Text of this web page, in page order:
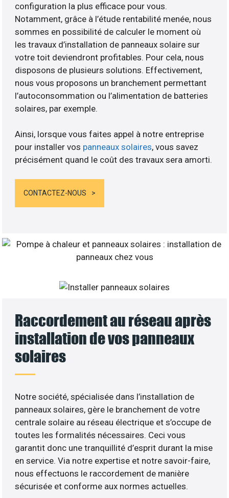
configuration la plus efficace pour vous.
Notamment, grâce à l’étude rentabilité menée, nous
sommes en possibilité de calculer le moment où
les travaux d’installation de panneaux solaire sur
votre toit deviendront profitables. Pour cela, nous
disposons de plusieurs solutions. Effectivement,
nous vous proposons un branchement permettant
l’autoconsommation ou l’alimentation de batteries
solaires, par exemple.
Ainsi, lorsque vous faites appel à notre entreprise
pour installer vos panneaux solaires, vous savez
précisément quand le coût des travaux sera amorti.
CONTACTEZ-NOUS
Raccordement au réseau après
installation de vos panneaux
solaires
Notre société, spécialisée dans l’installation de
panneaux solaires, gère le branchement de votre
centrale solaire au réseau électrique et s’occupe de
toutes les formalités nécessaires. Ceci vous
garantit donc une tranquillité d’esprit durant la mise
en service. Via notre expertise et notre savoir-faire,
nous effectuons le raccordement de manière
sécurisée et conforme aux normes actuelles.